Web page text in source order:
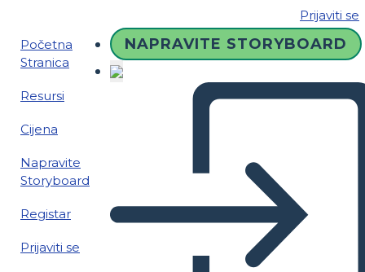
Prijaviti se
Početna
Stranica
Resursi
Cijena
Napravite
Storyboard
Registar
Prijaviti se
NAPRAVITE STORYBOARD